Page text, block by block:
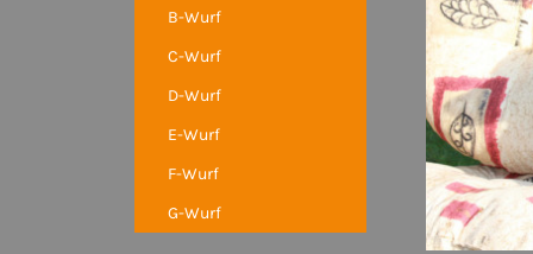
B-Wurf
C-Wurf
D-Wurf
E-Wurf
F-Wurf
G-Wurf